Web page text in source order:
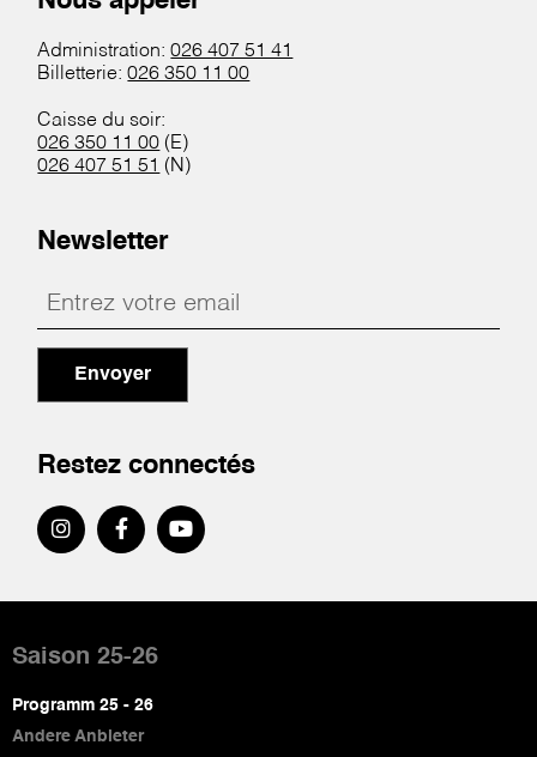
Administration:026 407 51 41
Billetterie:026 350 11 00
Caisse du soir:
026 350 11 00 (E)
026 407 51 51 (N)
Newsletter
Envoyer
Restez connectés
de
page
Saison 25-26
Programm 25 - 26
Andere Anbieter